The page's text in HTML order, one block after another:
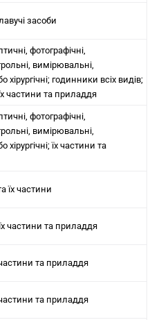
засоби
фотографічні,
вимірювальні,
хірургічні; годинники всіх видів;
частини та приладдя
фотографічні,
вимірювальні,
хірургічні; їх частини та
їх частини
частини та приладдя
та приладдя
та приладдя